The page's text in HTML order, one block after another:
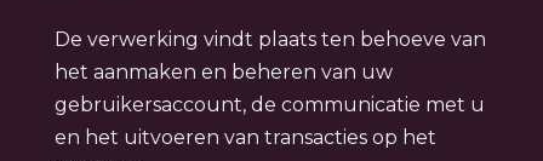
De verwerking vindt plaats ten behoeve van
het aanmaken en beheren van uw
gebruikersaccount, de communicatie met u
en het uitvoeren van transacties op het